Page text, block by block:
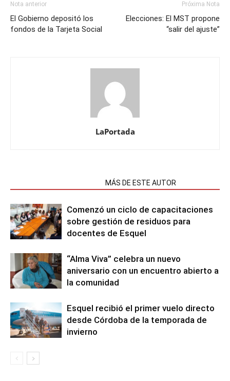
Nota anterior
El Gobierno depositó los
fondos de la Tarjeta Social
Próxima Nota
Elecciones: El MST propone
“salir del ajuste”
LaPortada
MÁS DE ESTE AUTOR
Comenzó un ciclo de capacitaciones
sobre gestión de residuos para
docentes de Esquel
“Alma Viva” celebra un nuevo
aniversario con un encuentro abierto a
la comunidad
Esquel recibió el primer vuelo directo
desde Córdoba de la temporada de
invierno